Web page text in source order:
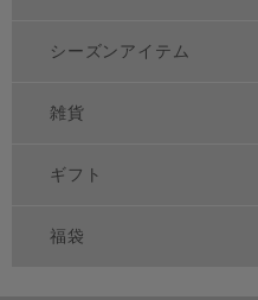
シーズンアイテム
雑貨
ギフト
福袋